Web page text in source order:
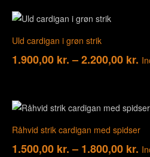
Uld cardigan i grøn strik
1.900,00 kr. –2.200,00 kr.
Råhvid strik cardigan med spidser
1.500,00 kr. – 1.800,00 kr.